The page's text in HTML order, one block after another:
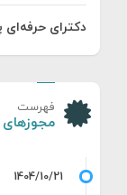
دکترای
فهرست